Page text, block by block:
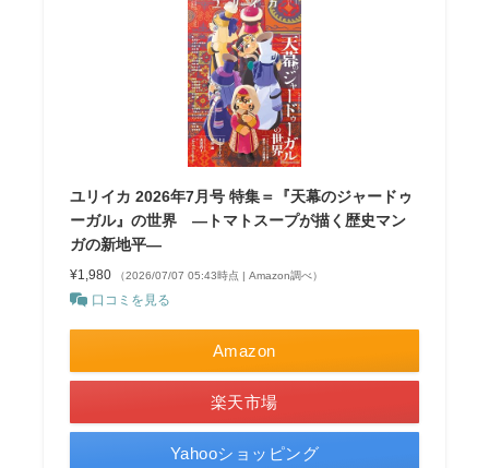
ユリイカ 2026年7月号 特集＝『天幕のジャードゥ
ーガル』の世界 ―トマトスープが描く歴史マン
ガの新地平―
¥1,980 （2026/07/07 05:43時点 | Amazon調べ）
口コミを見る
Amazon
楽天市場
Yahooショッピング